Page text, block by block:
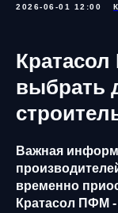
2026-06-01 12:00
выбрать
Важная
временно
Кратасол ПФМ